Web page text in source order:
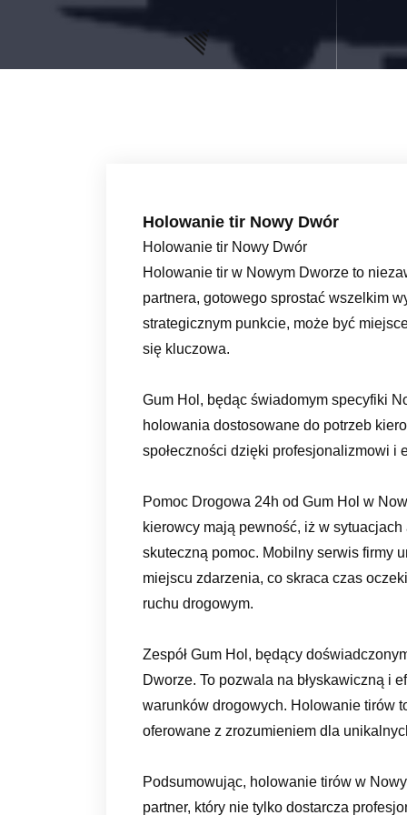
Holowanie tir Nowy Dwór
Holowanie tir Nowy Dwór
Holowanie tir w Nowym Dworze to
partnera, gotowego sprostać wszelkim
strategicznym punkcie, może być
się kluczowa.
Gum Hol, będąc świadomym specyfiki
holowania dostosowane do potrzeb
społeczności dzięki profesjonalizmowi i
Pomoc Drogowa 24h od Gum Hol w
kierowcy mają pewność, iż w
skuteczną pomoc. Mobilny serwis firmy
miejscu zdarzenia, co skraca czas
ruchu drogowym.
Zespół Gum Hol, będący
Dworze. To pozwala na błyskawiczną i
warunków drogowych. Holowanie tirów
oferowane z zrozumieniem dla
Podsumowując, holowanie tirów w
partner, który nie tylko dostarcza